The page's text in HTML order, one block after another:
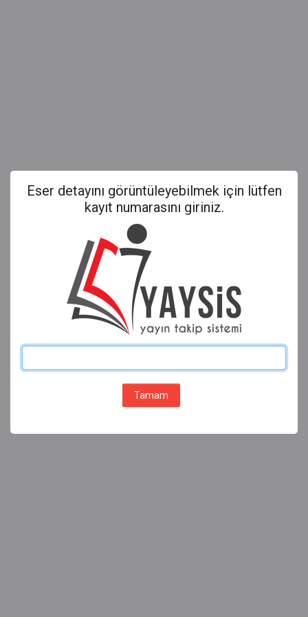
Eser detayını görüntüleyebilmek için lütfen
kayıt numarasını giriniz.
Tamam